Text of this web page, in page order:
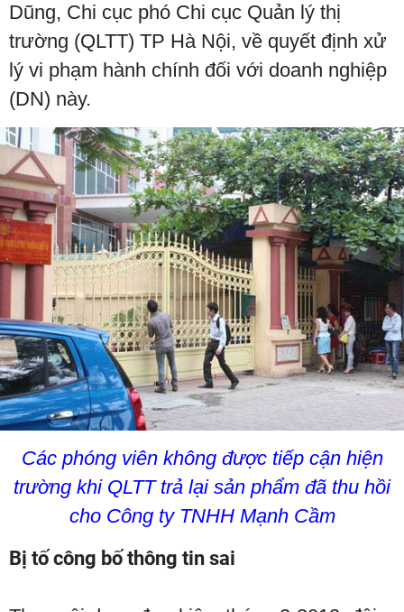
Dũng, Chi cục phó Chi cục Quản lý thị
trường (QLTT) TP Hà Nội, về quyết định xử
lý vi phạm hành chính đối với doanh nghiệp
(DN) này.
Các phóng viên không được tiếp cận hiện
trường khi QLTT trả lại sản phẩm đã thu hồi
cho Công ty TNHH Mạnh Cầm
Bị tố công bố thông tin sai